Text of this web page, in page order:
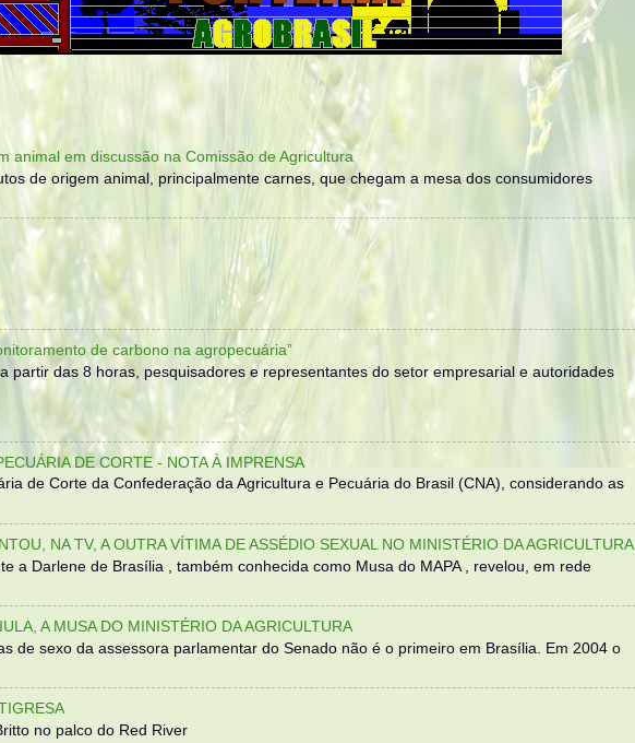
animal em discussão na Comissão de Agricultura
de origem animal, principalmente carnes, que chegam a mesa dos consumidores
de carbono na agropecuária”
partir das 8 horas, pesquisadores e representantes do setor empresarial e autoridades
DE CORTE - NOTA À IMPRENSA
de Corte da Confederação da Agricultura e Pecuária do Brasil (CNA), considerando as
NA TV, A OUTRA VÍTIMA DE ASSÉDIO SEXUAL NO MINISTÉRIO DA AGRICULTURA
a Darlene de Brasília , também conhecida como Musa do MAPA , revelou, em rede
A MUSA DO MINISTÉRIO DA AGRICULTURA
de sexo da assessora parlamentar do Senado não é o primeiro em Brasília. Em 2004 o
no palco do Red River